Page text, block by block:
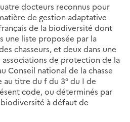
docteurs reconnus pour
de gestion adaptative
de la biodiversité dont
une liste proposée par la
chasseurs, et deux dans une
de protection de la
Conseil national de la chasse
au titre du f du 3° du I de
code, ou déterminés par
à défaut de